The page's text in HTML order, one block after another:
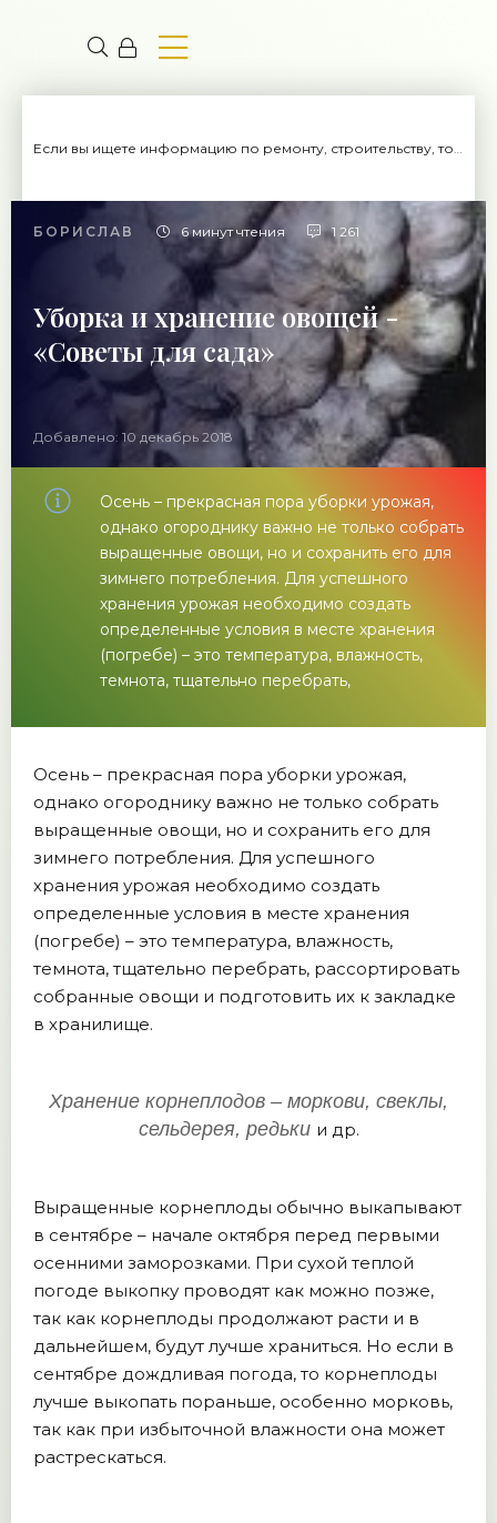
Если вы ищете информацию по ремонту, строительству, то вы попали на нужный сайт.
БОРИСЛАВ 6 минут чтения 1 261
Уборка и хранение овощей -
«Советы для сада»
Добавлено: 10 декабрь 2018
Осень – прекрасная пора уборки урожая,
однако огороднику важно не только собрать
выращенные овощи, но и сохранить его для
зимнего потребления. Для успешного
хранения урожая необходимо создать
определенные условия в месте хранения
(погребе) – это температура, влажность,
темнота, тщательно перебрать,
Осень – прекрасная пора уборки урожая,
однако огороднику важно не только собрать
выращенные овощи, но и сохранить его для
зимнего потребления. Для успешного
хранения урожая необходимо создать
определенные условия в месте хранения
(погребе) – это температура, влажность,
темнота, тщательно перебрать, рассортировать
собранные овощи и подготовить их к закладке
в хранилище.
Хранение корнеплодов – моркови, свеклы,
сельдерея, редьки и др.
Выращенные корнеплоды обычно выкапывают
в сентябре – начале октября перед первыми
осенними заморозками. При сухой теплой
погоде выкопку проводят как можно позже,
так как корнеплоды продолжают расти и в
дальнейшем, будут лучше храниться. Но если в
сентябре дождливая погода, то корнеплоды
лучше выкопать пораньше, особенно морковь,
так как при избыточной влажности она может
растрескаться.